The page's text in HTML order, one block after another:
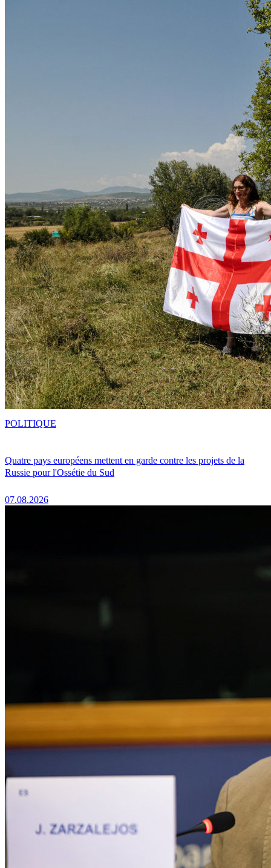
Quatre pays européens mettent en garde contre les projets de la
Russie pour l'Ossétie du Sud
07.08.2026
POLITIQUE